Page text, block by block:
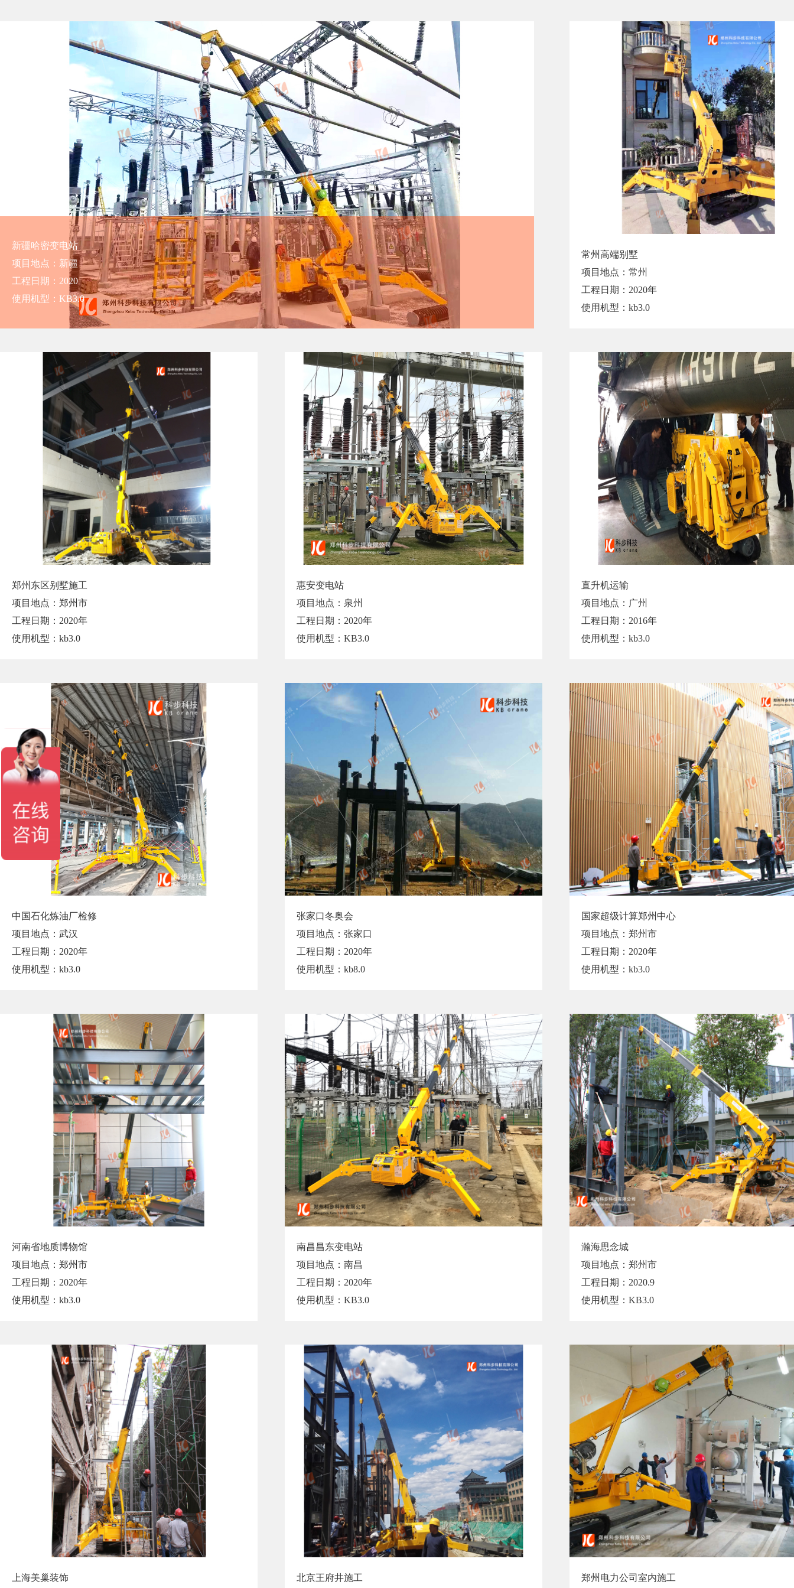
新疆哈密变电站
项目地点：新疆
工程日期：2020
使用机型：KB3.0
常州高端别墅
项目地点：常州
工程日期：2020年
使用机型：kb3.0
郑州东区别墅施工
项目地点：郑州市
工程日期：2020年
使用机型：kb3.0
惠安变电站
项目地点：泉州
工程日期：2020年
使用机型：KB3.0
直升机运输
项目地点：广州
工程日期：2016年
使用机型：kb3.0
中国石化炼油厂检修
项目地点：武汉
工程日期：2020年
使用机型：kb3.0
张家口冬奥会
项目地点：张家口
工程日期：2020年
使用机型：kb8.0
国家超级计算郑州中心
项目地点：郑州市
工程日期：2020年
使用机型：kb3.0
河南省地质博物馆
项目地点：郑州市
工程日期：2020年
使用机型：kb3.0
南昌昌东变电站
项目地点：南昌
工程日期：2020年
使用机型：KB3.0
瀚海思念城
项目地点：郑州市
工程日期：2020.9
使用机型：KB3.0
上海美巢装饰 北京王府井施工 郑州电力公司室内施工